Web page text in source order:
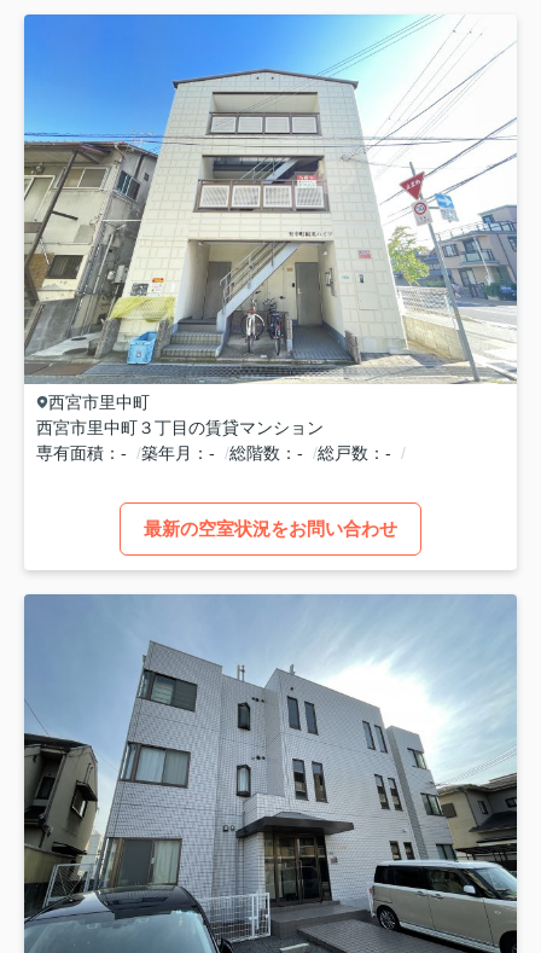
西宮市里中町
西宮市里中町３丁目の賃貸マンション
専有面積
- 築年月 - 総階数 - 総戸数 -
最新の空室状況をお問い合わせ